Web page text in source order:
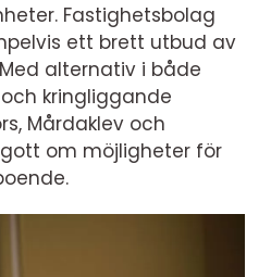
Fastighetsbolag
ett brett utbud av
alternativ i både
kringliggande
Mårdaklev och
om möjligheter för